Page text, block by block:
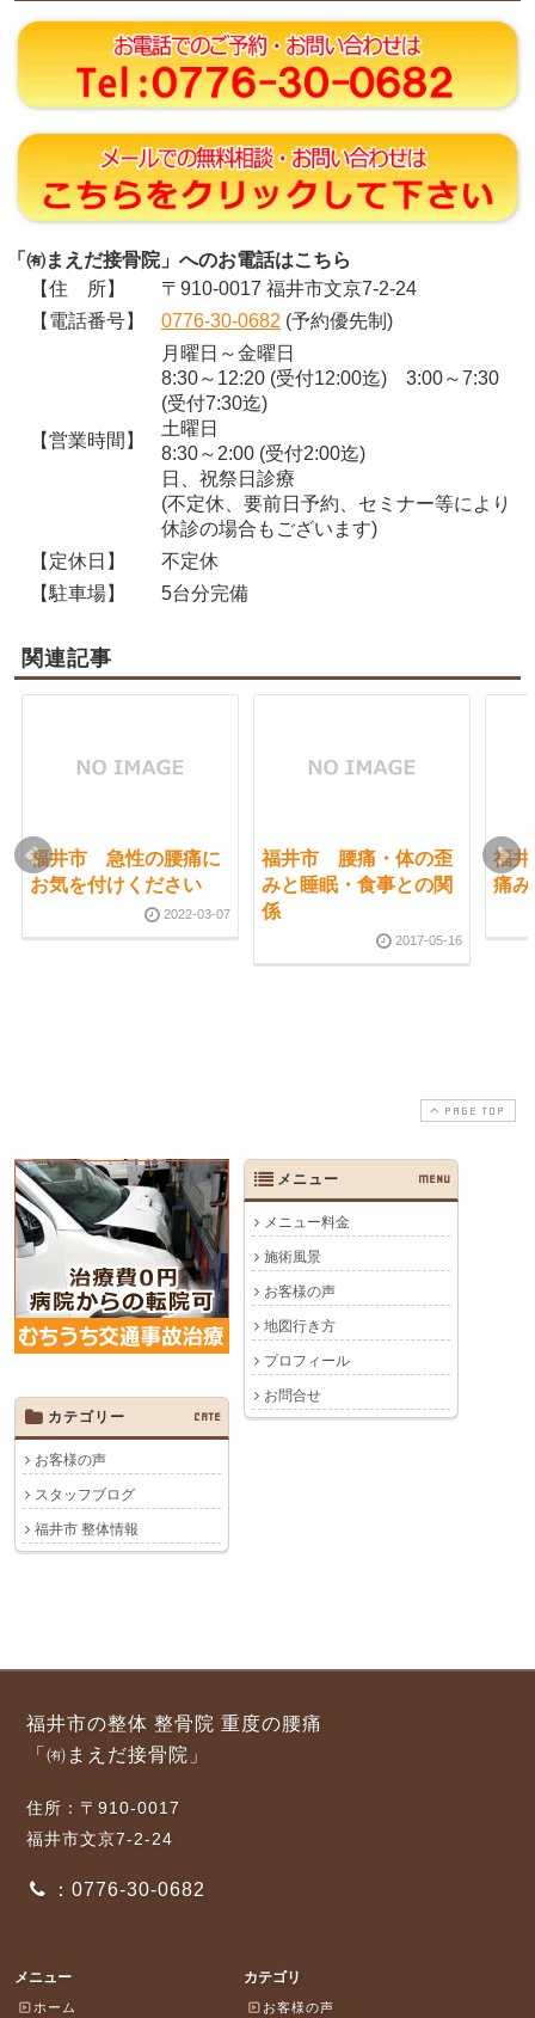
「㈲まえだ接骨院」へのお電話はこちら
【住 所】
〒910-0017 福井市文京7-2-24
【電話番号】
0776-30-0682 (予約優先制)
【営業時間】
月曜日～金曜日
8:30～12:20 (受付12:00迄) 3:00～7:30
(受付7:30迄)
土曜日
8:30～2:00 (受付2:00迄)
日、祝祭日診療
(不定休、要前日予約、セミナー等により
休診の場合もございます)
【定休日】
不定休
【駐車場】
5台分完備
関連記事
福井市 急性の腰痛に
お気を付けください
2022-03-07
福井市 腰痛・体の歪
みと睡眠・食事との関
係
2017-05-16
福
痛
PAGE TOP
メニュー MENU
メニュー料金
施術風景
お客様の声
地図行き方
プロフィール
お問合せ
カテゴリー
CATE
お客様の声
スタッフブログ
福井市 整体情報
福井市の整体 整骨院 重度の腰痛
「㈲まえだ接骨院」
住所：〒910-0017
福井市文京7-2-24
：0776-30-0682
メニュー
ホーム
カテゴリ
お客様の声